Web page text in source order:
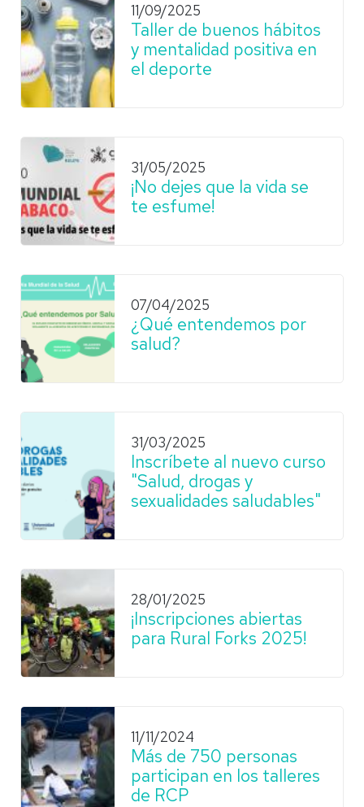
11/09/2025
Taller de buenos hábitos
y mentalidad positiva en
el deporte
31/05/2025
¡No dejes que la vida se
te esfume!
07/04/2025
¿Qué entendemos por
salud?
31/03/2025
Inscríbete al nuevo curso
"Salud, drogas y
sexualidades saludables"
28/01/2025
¡Inscripciones abiertas
para Rural Forks 2025!
11/11/2024
Más de 750 personas
participan en los talleres
de RCP